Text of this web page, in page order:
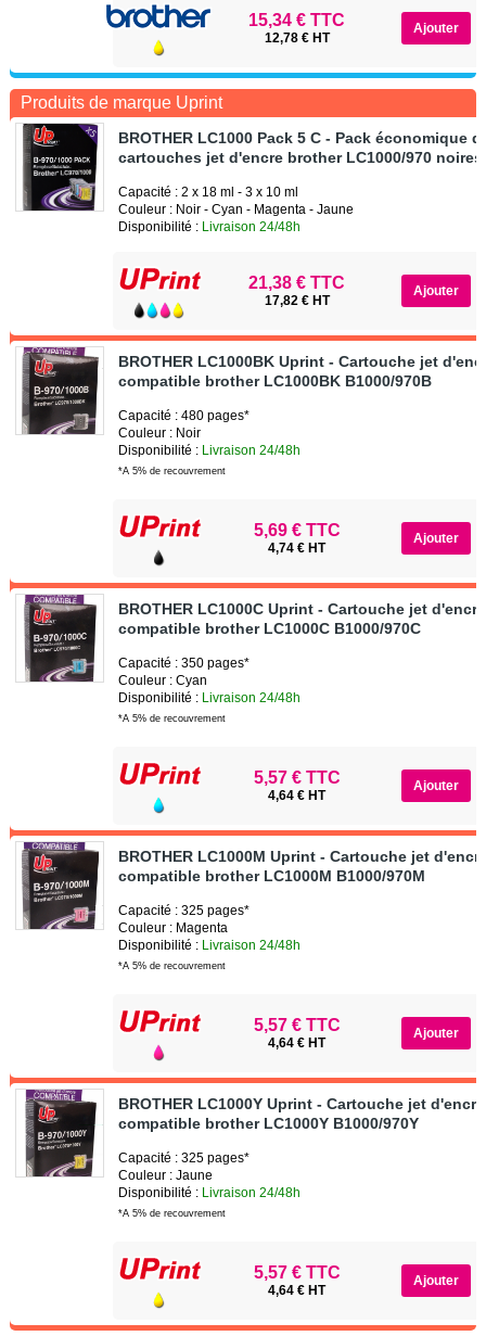
15,34 € TTC
12,78 € HT
Produits de marque Uprint
BROTHER LC1000 Pack 5 C - Pack économique
cartouches jet d'encre brother LC1000/970
Capacité : 2 x 18 ml - 3 x 10 ml
Couleur : Noir - Cyan - Magenta - Jaune
Disponibilité : Livraison 24/48h
21,38 € TTC
17,82 € HT
BROTHER LC1000BK Uprint - Cartouche jet
compatible brother LC1000BK B1000/970B
Capacité : 480 pages*
Couleur : Noir
Disponibilité : Livraison 24/48h
*A 5% de recouvrement
5,69 € TTC
4,74 € HT
BROTHER LC1000C Uprint - Cartouche jet
compatible brother LC1000C B1000/970C
Capacité : 350 pages*
Couleur : Cyan
Disponibilité : Livraison 24/48h
*A 5% de recouvrement
5,57 € TTC
4,64 € HT
BROTHER LC1000M Uprint - Cartouche jet
compatible brother LC1000M B1000/970M
Capacité : 325 pages*
Couleur : Magenta
Disponibilité : Livraison 24/48h
*A 5% de recouvrement
5,57 € TTC
4,64 € HT
BROTHER LC1000Y Uprint - Cartouche jet
compatible brother LC1000Y B1000/970Y
Capacité : 325 pages*
Couleur : Jaune
Disponibilité : Livraison 24/48h
*A 5% de recouvrement
5,57 € TTC
4,64 € HT